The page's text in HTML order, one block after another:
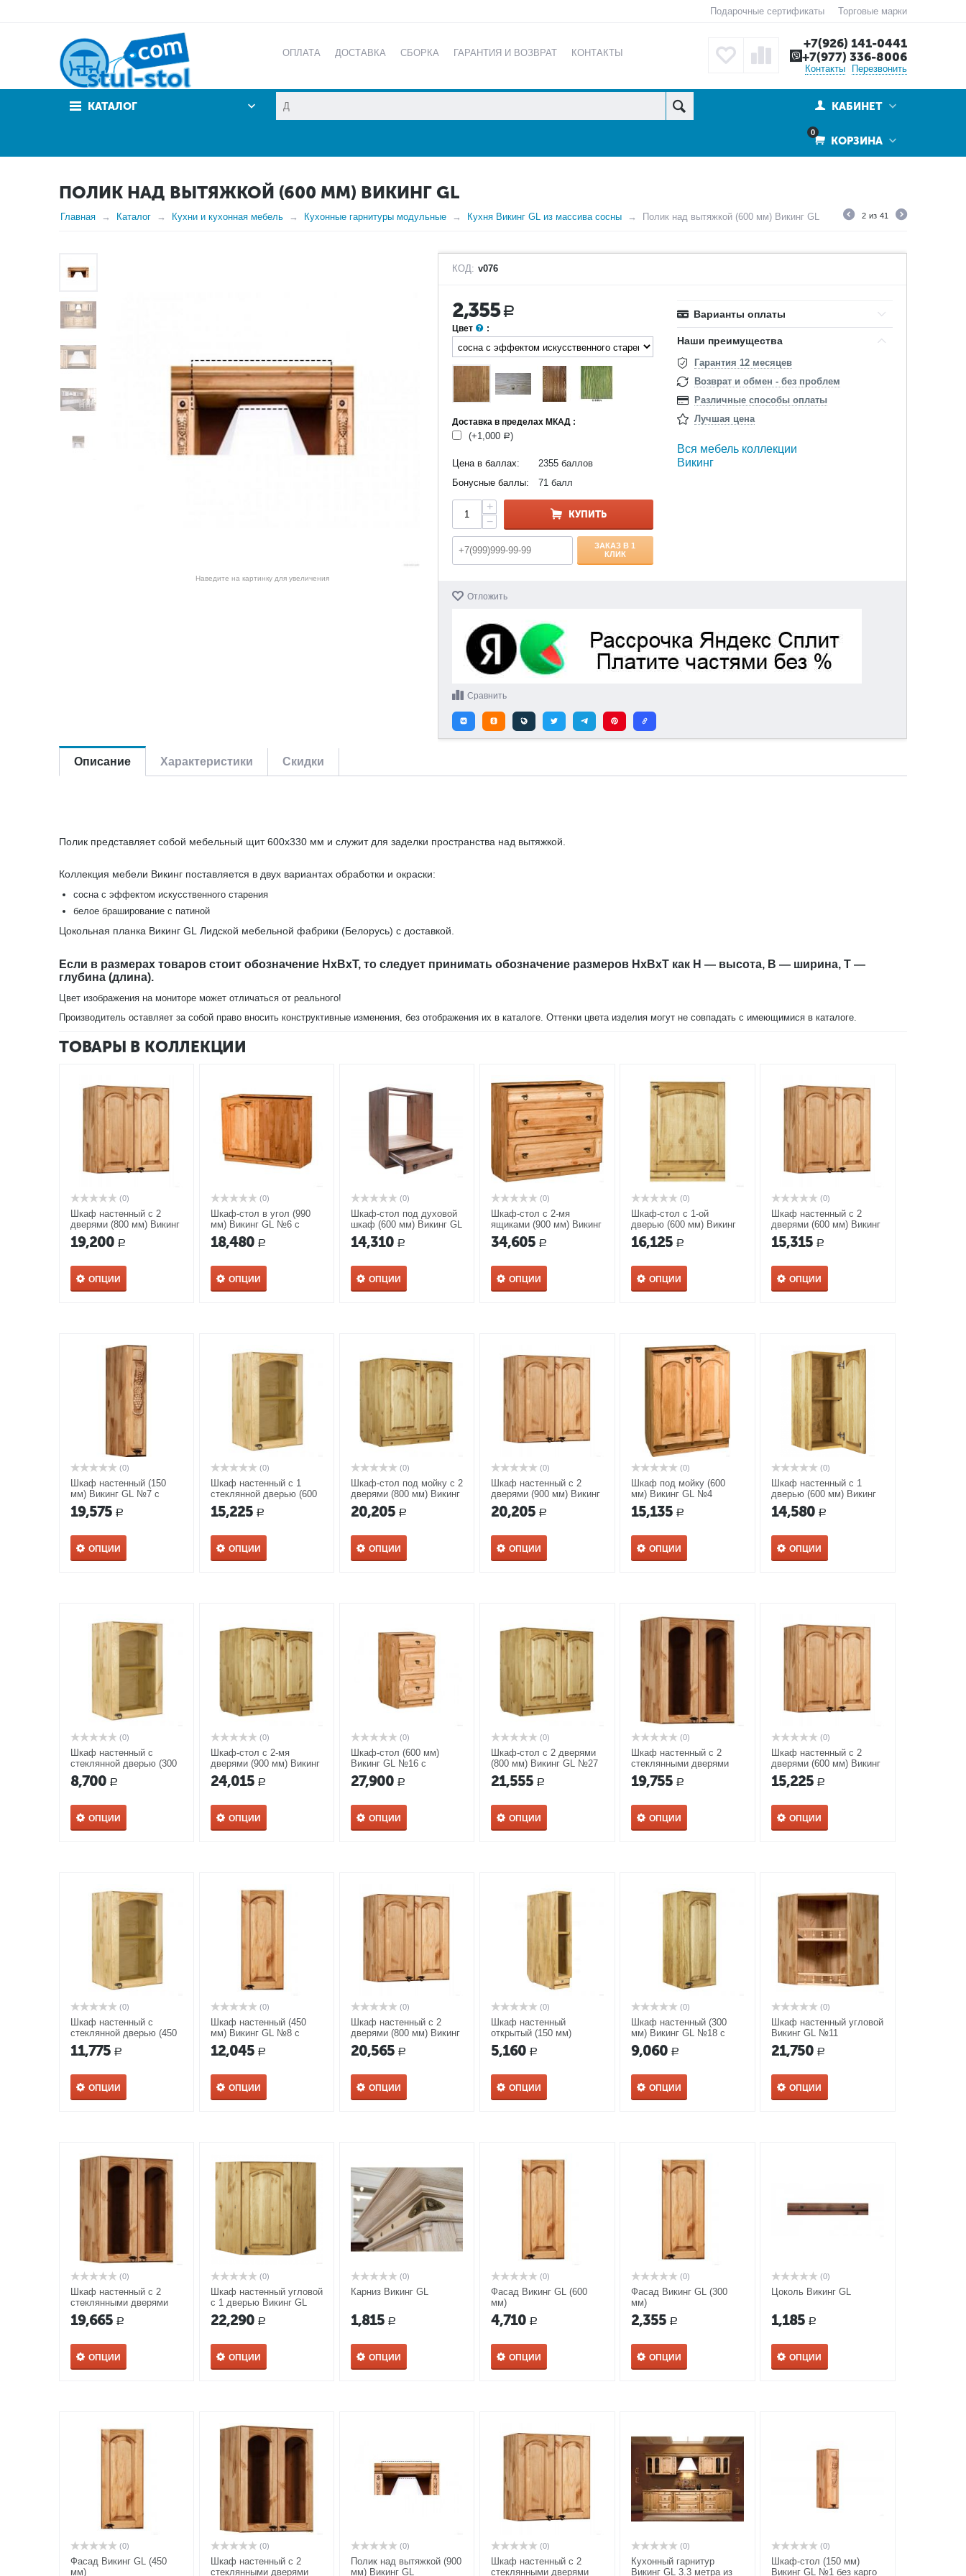
Подарочные сертификаты Торговые марки
ОПЛАТА ДОСТАВКА СБОРКА ГАРАНТИЯ И ВОЗВРАТ КОНТАКТЫ
+7(926) 141-0441
+7(977) 336-8006
Контакты Перезвонить
КАТАЛОГ КАБИНЕТ
0
КОРЗИНА
ПОЛИК НАД ВЫТЯЖКОЙ (600 ММ) ВИКИНГ GL
Главная Каталог Кухни и кухонная мебель Кухонные гарнитуры модульные Кухня Викинг GL из массива сосны Полик над вытяжкой (600 мм) Викинг GL 2 из 41
Наведите на картинку для увеличения
КОД: v076
2,355 Р
Цвет :
Доставка в пределах МКАД :
(+1,000 Р)
Цена в баллах:
2355 баллов
Бонусные баллы:
71 балл
+
−
КУПИТЬ
ЗАКАЗ В 1
КЛИК
Варианты оплаты
Наши преимущества
Гарантия 12 месяцев
Возврат и обмен - без проблем
Различные способы оплаты
Лучшая цена
Вся мебель коллекции
Викинг
Отложить
Сравнить
Описание Характеристики Скидки
Полик представляет собой мебельный щит 600х330 мм и служит для заделки пространства над вытяжкой.
Коллекция мебели Викинг поставляется в двух вариантах обработки и окраски:
сосна с эффектом искусственного старения
белое браширование с патиной
Цокольная планка Викинг GL Лидской мебельной фабрики (Белорусь) с доставкой.
Если в размерах товаров стоит обозначение HxBxT, то следует принимать обозначение размеров HxBxT как H — высота, B — ширина, T —
глубина (длина).
Цвет изображения на мониторе может отличаться от реального!
Производитель оставляет за собой право вносить конструктивные изменения, без отображения их в каталоге. Оттенки цвета изделия могут не совпадать с имеющимися в каталоге.
ТОВАРЫ В КОЛЛЕКЦИИ
(0)
Шкаф настенный с 2
дверями (800 мм) Викинг
GL №31 с полкой
19,200 Р
ОПЦИИ
(0)
Шкаф-стол в угол (990
мм) Викинг GL №6 с
полкой
18,480 Р
ОПЦИИ
(0)
Шкаф-стол под духовой
шкаф (600 мм) Викинг GL
№12
14,310 Р
ОПЦИИ
(0)
Шкаф-стол с 2-мя
ящиками (900 мм) Викинг
GL №5
34,605 Р
ОПЦИИ
(0)
Шкаф-стол с 1-ой
дверью (600 мм) Викинг
GL №26
16,125 Р
ОПЦИИ
(0)
Шкаф настенный с 2
дверями (600 мм) Викинг
GL №10 и сушкой
15,315 Р
ОПЦИИ
(0)
Шкаф настенный (150
мм) Викинг GL №7 с
полкой
19,575 Р
ОПЦИИ
(0)
Шкаф настенный с 1
стеклянной дверью (600
мм) Викинг GL №30
15,225 Р
ОПЦИИ
(0)
Шкаф-стол под мойку с 2
дверями (800 мм) Викинг
GL №28
20,205 Р
ОПЦИИ
(0)
Шкаф настенный с 2
дверями (900 мм) Викинг
GL №23 с полкой
20,205 Р
ОПЦИИ
(0)
Шкаф под мойку (600
мм) Викинг GL №4
15,135 Р
ОПЦИИ
(0)
Шкаф настенный с 1
дверью (600 мм) Викинг
GL №29 с полкой
14,580 Р
ОПЦИИ
(0)
Шкаф настенный с
стеклянной дверью (300
мм) Викинг GL №19
8,700 Р
ОПЦИИ
(0)
Шкаф-стол с 2-мя
дверями (900 мм) Викинг
GL №17
24,015 Р
ОПЦИИ
(0)
Шкаф-стол (600 мм)
Викинг GL №16 с
метабоксами
27,900 Р
ОПЦИИ
(0)
Шкаф-стол с 2 дверями
(800 мм) Викинг GL №27
21,555 Р
ОПЦИИ
(0)
Шкаф настенный с 2
стеклянными дверями
(800 мм) Викинг GL №32
19,755 Р
ОПЦИИ
(0)
Шкаф настенный с 2
дверями (600 мм) Викинг
GL №21 с полкой
15,225 Р
ОПЦИИ
(0)
Шкаф настенный с
стеклянной дверью (450
мм) Викинг GL №20 с
полкой
11,775 Р
ОПЦИИ
(0)
Шкаф настенный (450
мм) Викинг GL №8 с
полкой
12,045 Р
ОПЦИИ
(0)
Шкаф настенный с 2
дверями (800 мм) Викинг
GL №33 и сушкой
20,565 Р
ОПЦИИ
(0)
Шкаф настенный
открытый (150 мм)
Викинг GL №25 с полкой
5,160 Р
ОПЦИИ
(0)
Шкаф настенный (300
мм) Викинг GL №18 с
полкой
9,060 Р
ОПЦИИ
(0)
Шкаф настенный угловой
Викинг GL №11
21,750 Р
ОПЦИИ
(0)
Шкаф настенный с 2
стеклянными дверями
(900 мм) Викинг GL №24
19,665 Р
ОПЦИИ
(0)
Шкаф настенный угловой
с 1 дверью Викинг GL
№11/1
22,290 Р
ОПЦИИ
(0)
Карниз Викинг GL
1,815 Р
ОПЦИИ
(0)
Фасад Викинг GL (600
мм)
4,710 Р
ОПЦИИ
(0)
Фасад Викинг GL (300
мм)
2,355 Р
ОПЦИИ
(0)
Цоколь Викинг GL
1,185 Р
ОПЦИИ
(0)
Фасад Викинг GL (450
мм)
(0)
Шкаф настенный с 2
стеклянными дверями
(0)
Полик над вытяжкой (900
мм) Викинг GL
(0)
Шкаф настенный с 2
стеклянными дверями
(0)
Кухонный гарнитур
Викинг GL 3.3 метра из
(0)
Шкаф-стол (150 мм)
Викинг GL №1 без карго